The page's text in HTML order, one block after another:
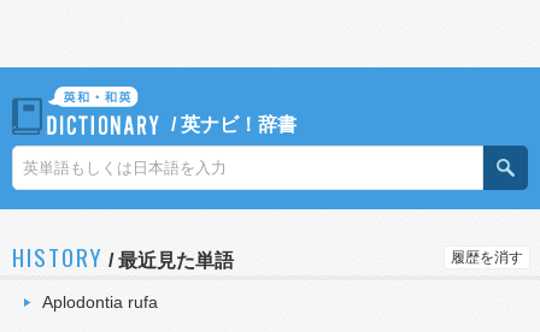
/英ナビ！辞書
HISTORY /最近見た単語 履歴を消す
Aplodontia rufa